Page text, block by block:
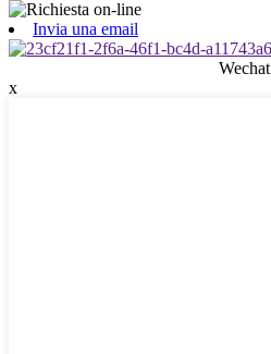
Invia una email
Wechat
x